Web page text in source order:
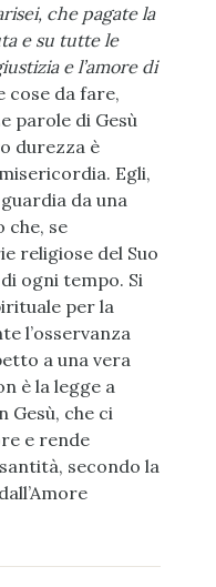
che pagate la
e su tutte le
e l’amore di
cose da fare,
parole di Gesù
durezza è
Egli,
da una
che, se
religiose del Suo
ogni tempo. Si
per la
l’osservanza
a una vera
è la legge a
Gesù, che ci
e rende
secondo la